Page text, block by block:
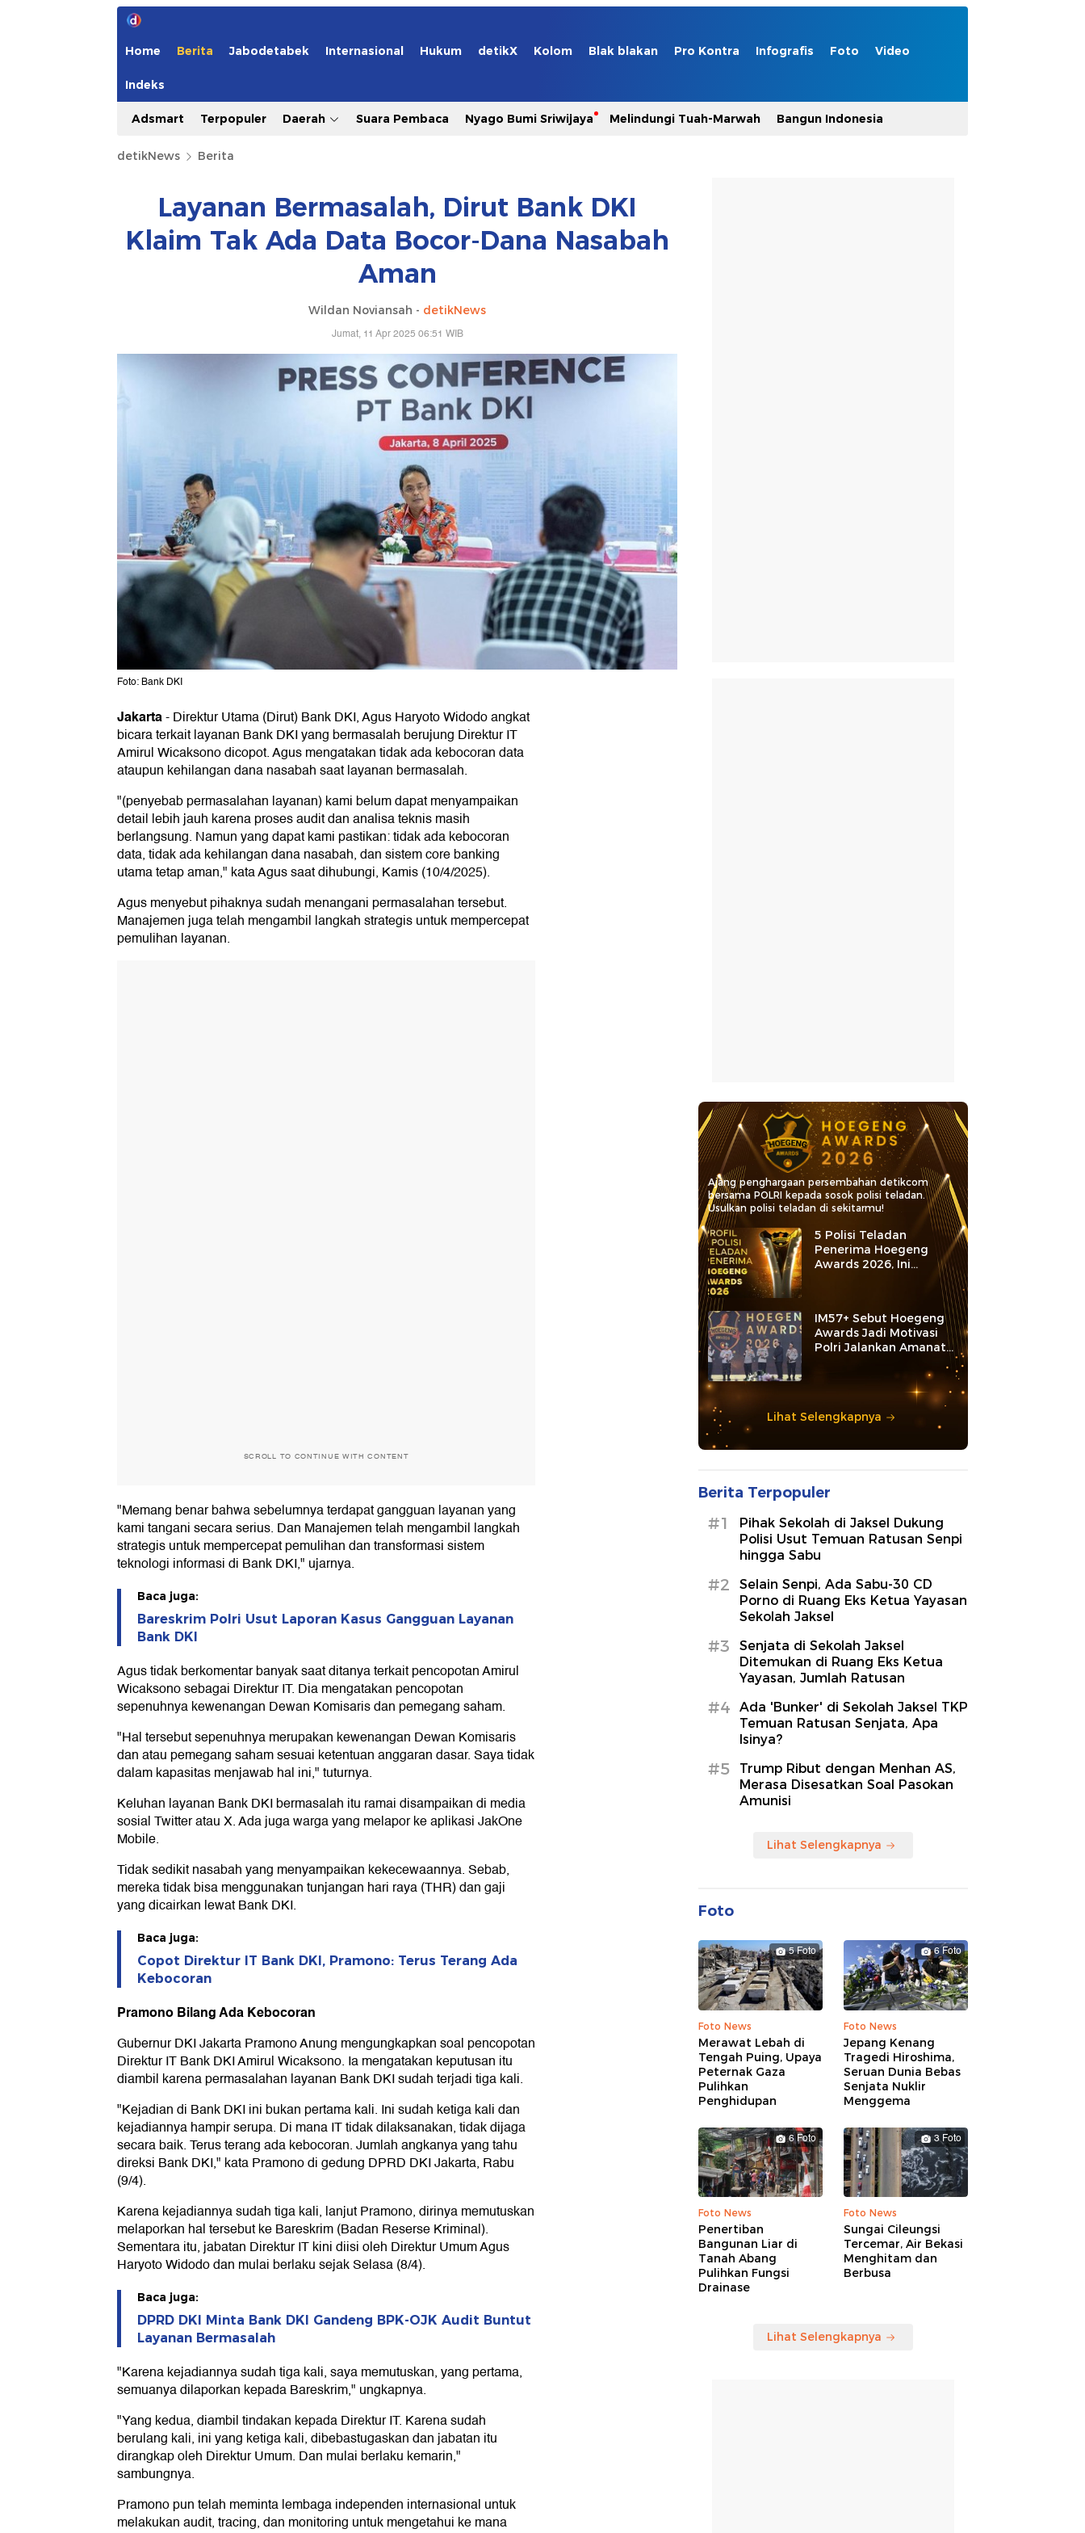
Home Berita Jabodetabek Internasional Hukum detikX Kolom Blak blakan Pro Kontra Infografis Foto Video
Indeks
Adsmart Terpopuler Daerah Suara Pembaca Nyago Bumi Sriwijaya Melindungi Tuah-Marwah Bangun Indonesia
detikNews Berita
Layanan Bermasalah, Dirut Bank DKI
Klaim Tak Ada Data Bocor-Dana Nasabah
Aman
Wildan Noviansah - detikNews
Jumat, 11 Apr 2025 06:51 WIB
Foto: Bank DKI
Jakarta-Direktur Utama (Dirut) Bank DKI, Agus Haryoto Widodo angkat
bicara terkait layanan Bank DKI yang bermasalah berujung Direktur IT
Amirul Wicaksono dicopot. Agus mengatakan tidak ada kebocoran data
ataupun kehilangan dana nasabah saat layanan bermasalah.
"(penyebab permasalahan layanan) kami belum dapat menyampaikan
detail lebih jauh karena proses audit dan analisa teknis masih
berlangsung. Namun yang dapat kami pastikan: tidak ada kebocoran
data, tidak ada kehilangan dana nasabah, dan sistem core banking
utama tetap aman," kata Agus saat dihubungi, Kamis (10/4/2025).
Agus menyebut pihaknya sudah menangani permasalahan tersebut.
Manajemen juga telah mengambil langkah strategis untuk mempercepat
pemulihan layanan.
SCROLL TO CONTINUE WITH CONTENT
"Memang benar bahwa sebelumnya terdapat gangguan layanan yang
kami tangani secara serius. Dan Manajemen telah mengambil langkah
strategis untuk mempercepat pemulihan dan transformasi sistem
teknologi informasi di Bank DKI," ujarnya.
Baca juga:
Bareskrim Polri Usut Laporan Kasus Gangguan Layanan
Bank DKI
Agus tidak berkomentar banyak saat ditanya terkait pencopotan Amirul
Wicaksono sebagai Direktur IT. Dia mengatakan pencopotan
sepenuhnya kewenangan Dewan Komisaris dan pemegang saham.
"Hal tersebut sepenuhnya merupakan kewenangan Dewan Komisaris
dan atau pemegang saham sesuai ketentuan anggaran dasar. Saya tidak
dalam kapasitas menjawab hal ini," tuturnya.
Keluhan layanan Bank DKI bermasalah itu ramai disampaikan di media
sosial Twitter atau X. Ada juga warga yang melapor ke aplikasi JakOne
Mobile.
Tidak sedikit nasabah yang menyampaikan kekecewaannya. Sebab,
mereka tidak bisa menggunakan tunjangan hari raya (THR) dan gaji
yang dicairkan lewat Bank DKI.
Baca juga:
Copot Direktur IT Bank DKI, Pramono: Terus Terang Ada
Kebocoran
Pramono Bilang Ada Kebocoran
Gubernur DKI Jakarta Pramono Anung mengungkapkan soal pencopotan
Direktur IT Bank DKI Amirul Wicaksono. Ia mengatakan keputusan itu
diambil karena permasalahan layanan Bank DKI sudah terjadi tiga kali.
"Kejadian di Bank DKI ini bukan pertama kali. Ini sudah ketiga kali dan
kejadiannya hampir serupa. Di mana IT tidak dilaksanakan, tidak dijaga
secara baik. Terus terang ada kebocoran. Jumlah angkanya yang tahu
direksi Bank DKI," kata Pramono di gedung DPRD DKI Jakarta, Rabu
(9/4).
Karena kejadiannya sudah tiga kali, lanjut Pramono, dirinya memutuskan
melaporkan hal tersebut ke Bareskrim (Badan Reserse Kriminal).
Sementara itu, jabatan Direktur IT kini diisi oleh Direktur Umum Agus
Haryoto Widodo dan mulai berlaku sejak Selasa (8/4).
Baca juga:
DPRD DKI Minta Bank DKI Gandeng BPK-OJK Audit Buntut
Layanan Bermasalah
"Karena kejadiannya sudah tiga kali, saya memutuskan, yang pertama,
semuanya dilaporkan kepada Bareskrim," ungkapnya.
"Yang kedua, diambil tindakan kepada Direktur IT. Karena sudah
berulang kali, ini yang ketiga kali, dibebastugaskan dan jabatan itu
dirangkap oleh Direktur Umum. Dan mulai berlaku kemarin,"
sambungnya.
Pramono pun telah meminta lembaga independen internasional untuk
melakukan audit, tracing, dan monitoring untuk mengetahui ke mana
Ajang penghargaan persembahan detikcom
bersama POLRI kepada sosok polisi teladan.
Usulkan polisi teladan di sekitarmu!
5 Polisi Teladan
Penerima Hoegeng
Awards 2026, Ini
Kategori dan Kiprahnya
IM57+ Sebut Hoegeng
Awards Jadi Motivasi
Polri Jalankan Amanat
Lihat Selengkapnya
Berita Terpopuler
#1
Pihak Sekolah di Jaksel Dukung
Polisi Usut Temuan Ratusan Senpi
hingga Sabu
#2
Selain Senpi, Ada Sabu-30 CD
Porno di Ruang Eks Ketua Yayasan
Sekolah Jaksel
#3
Senjata di Sekolah Jaksel
Ditemukan di Ruang Eks Ketua
Yayasan, Jumlah Ratusan
#4
Ada 'Bunker' di Sekolah Jaksel TKP
Temuan Ratusan Senjata, Apa
Isinya?
#5
Trump Ribut dengan Menhan AS,
Merasa Disesatkan Soal Pasokan
Amunisi
Lihat Selengkapnya
Foto
5 Foto
Foto News
Merawat Lebah di
Tengah Puing, Upaya
Peternak Gaza
Pulihkan
Penghidupan
6 Foto
Foto News
Jepang Kenang
Tragedi Hiroshima,
Seruan Dunia Bebas
Senjata Nuklir
Menggema
6 Foto
Foto News
Penertiban
Bangunan Liar di
Tanah Abang
Pulihkan Fungsi
Drainase
3 Foto
Foto News
Sungai Cileungsi
Tercemar, Air Bekasi
Menghitam dan
Berbusa
Lihat Selengkapnya